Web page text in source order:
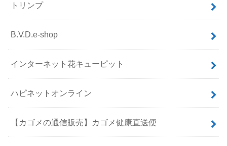
トリンプ
B.V.D.e-shop
インターネット花キューピット
ハピネットオンライン
【カゴメの通信販売】カゴメ健康直送便